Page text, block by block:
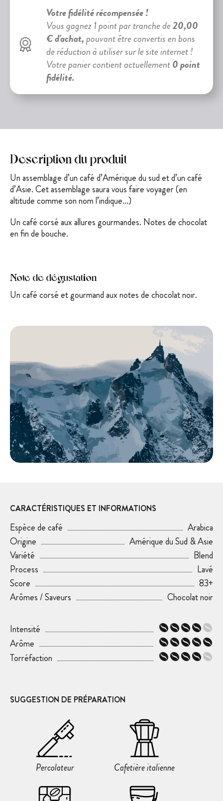
Votre fidélité récompensée !
Vous gagnez 1 point par tranche de20,00
€ d'achat,pouvant être convertis en bons
de réduction à utiliser sur le site internet !
Votre panier contient actuellement0 point
fidélité.
Description du produit
Un assemblage d’un café d’Amérique du sud et d’un café
d’Asie. Cet assemblage saura vous faire voyager (en
altitude comme son nom l’indique…)
Un café corsé aux allures gourmandes. Notes de chocolat
en fin de bouche.
Note de dégustation
Un café corsé et gourmand aux notes de chocolat noir.
CARACTÉRISTIQUES ET INFORMATIONS
Espèce de café
Arabica
Origine
Amérique du Sud & Asie
Variété
Blend
Process
Lavé
Score
83+
Arômes / Saveurs
Chocolat noir
Intensité
Arôme
Torréfaction
SUGGESTION DE PRÉPARATION
Percolateur Cafetière italienne